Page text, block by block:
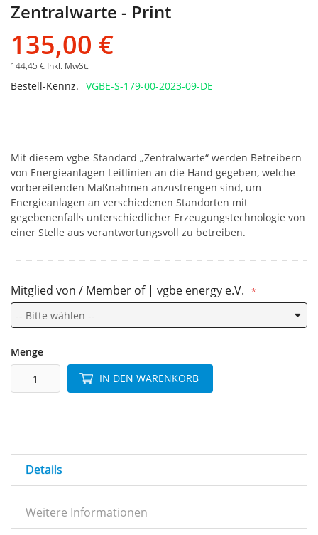
Zentralwarte - Print
135,00 €
144,45 € Inkl. MwSt.
Bestell-Kennz. VGBE-S-179-00-2023-09-DE
Mit diesem vgbe-Standard „Zentralwarte“ werden Betreibern
von Energieanlagen Leitlinien an die Hand gegeben, welche
vorbereitenden Maßnahmen anzustrengen sind, um
Energieanlagen an verschiedenen Standorten mit
gegebenenfalls unterschiedlicher Erzeugungstechnologie von
einer Stelle aus verantwortungsvoll zu betreiben.
Mitglied von / Member of | vgbe energy e.V.
Menge
IN DEN WARENKORB
Details
Weitere Informationen